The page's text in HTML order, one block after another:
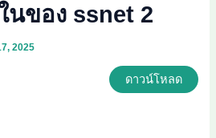
นของ ssnet 2
2025
ดาวน์โหลด